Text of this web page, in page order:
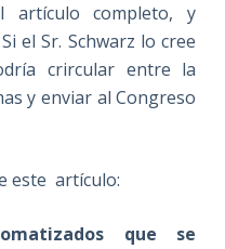
artículo completo, y
el Sr. Schwarz lo cree
crircular entre la
y enviar al Congreso
este artículo:
que se